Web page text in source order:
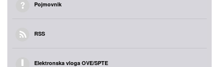
Pojmovnik
RSS
Elektronska vloga OVE/SPTE